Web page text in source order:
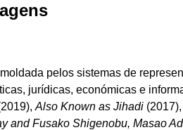
pelos sistemas de
jurídicas, económicas e
Also Known as Jihadi (2017),
and Fusako Shigenobu, Masao